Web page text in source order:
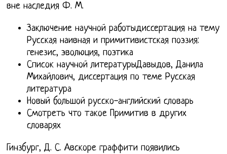
вне наследия Ф. М.
Заключение научной работыдиссертация на тему
Русская наивная и примитивистская поэзия:
генезис, эволюция, поэтика
Список научной литературыДавыдов, Данила
Михайлович, диссертация по теме Русская
литература
Новый большой русско-английский словарь
Смотреть что такое Примитив в других
словарях
Гинзбург, Д. С. Авскоре граффити появились